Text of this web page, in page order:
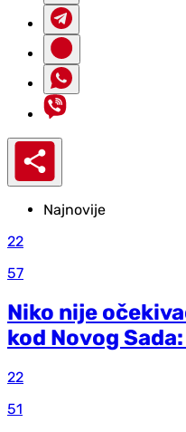
Najnovije
22
57
Niko nije
kod Novog
22
51